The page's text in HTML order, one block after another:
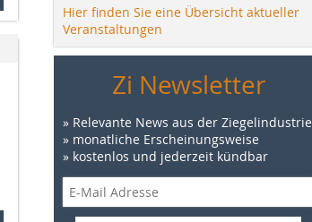
Hier finden Sie eine Übersicht aktueller
Veranstaltungen
Zi Newsletter
» Relevante News aus der Ziegelindustrie
» monatliche Erscheinungsweise
» kostenlos und jederzeit kündbar